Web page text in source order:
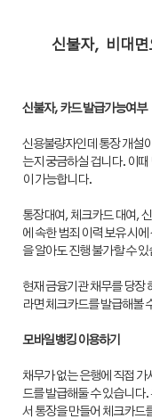
신불자, 비대면
신불자, 카드 발급가능여부
신용불량자인데 통장 개설
는지 궁금하실 겁니다. 이
이 가능합니다.
통장대여, 체크카드 대여,
에 속한 범죄 이력 보유 시
을 알아도 진행 불가할 수
현재 금융기관 채무를 당장
라면 체크카드를 발급해볼
모바일뱅킹 이용하기
채무가 없는 은행에 직접 가
드를 발급해둘 수 있습니다.
서 통장을 만들어 체크카드